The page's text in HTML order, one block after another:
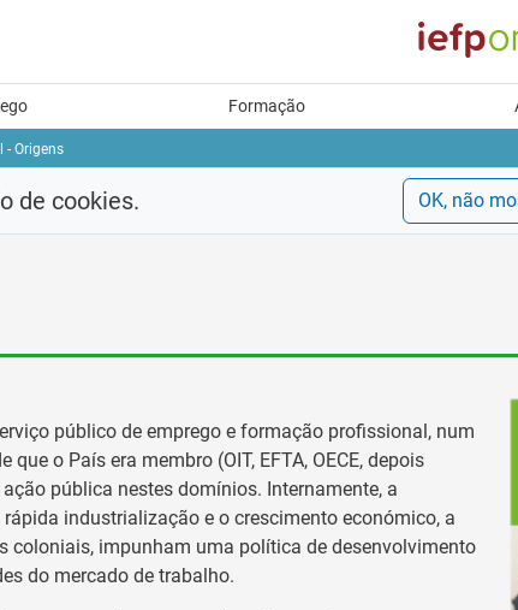
Formação
- Origens
de cookies. OK, não
público de emprego e formação profissional, num
o País era membro (OIT, EFTA, OECE, depois
pública nestes domínios. Internamente, a
industrialização e o crescimento económico, a
coloniais, impunham uma política de desenvolvimento
do mercado de trabalho.